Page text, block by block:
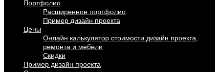
Портфолио
Расширенное портфолио
Пример дизайн проекта
Цены
Онлайн калькулятор стоимости дизайн проекта,
ремонта и мебели
Скидки
Пример дизайн проекта